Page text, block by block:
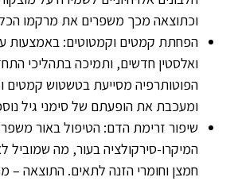
וכתוצאה מכך משפרים את מרקמו
הפחתת קמטים וקמטוטים: באמצעות
ואלסטין חדשים, ותמיכה בתהליכי
הפוטותרפיה מסייעת בטשטוש קמטים
ומעכבת את הופעתם של סימני גיל
שיפור זרימת הדם: הטיפול באור
המיקרו-סירקולציה בעור, מה שמוביל
חמצן וחומרי הזנה לתאים. התוצאה –